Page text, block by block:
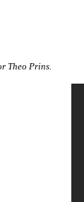
Theo Prins.